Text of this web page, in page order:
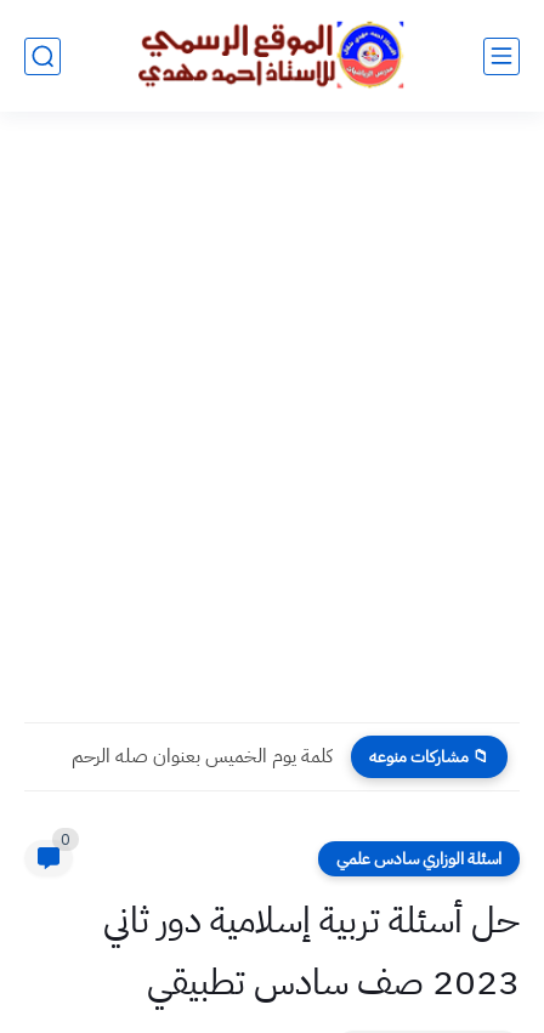
📁 مشاركات منوعه كلمة يوم الخميس بعنوان صله الرحم
اسئلة الوزاري سادس علمي
0
حل أسئلة تربية إسلامية دور ثاني
2023 صف سادس تطبيقي